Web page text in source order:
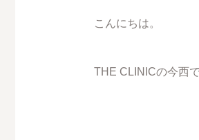
こんにちは。
THE CLINICの今西